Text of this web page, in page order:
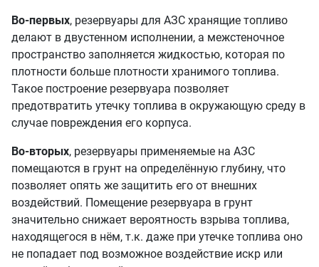
Во-первых, резервуары для АЗС хранящие топливо
делают в двустенном исполнении, а межстеночное
пространство заполняется жидкостью, которая по
плотности больше плотности хранимого топлива.
Такое построение резервуара позволяет
предотвратить утечку топлива в окружающую среду в
случае повреждения его корпуса.
Во-вторых, резервуары применяемые на АЗС
помещаются в грунт на определённую глубину, что
позволяет опять же защитить его от внешних
воздействий. Помещение резервуара в грунт
значительно снижает вероятность взрыва топлива,
находящегося в нём, т.к. даже при утечке топлива оно
не попадает под возможное воздействие искр или